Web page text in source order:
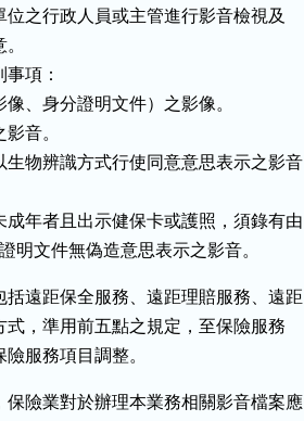
位之行政人員或主管進行影音檢視及
事項：
、身分證明文件）之影像。
音。
物辨識方式行使同意意思表示之影音
年者且出示健保卡或護照，須錄有由
明文件無偽造意思表示之影音。
遠距保全服務、遠距理賠服務、遠距
式，準用前五點之規定，至保險服務
險服務項目調整。
險業對於辦理本業務相關影音檔案應